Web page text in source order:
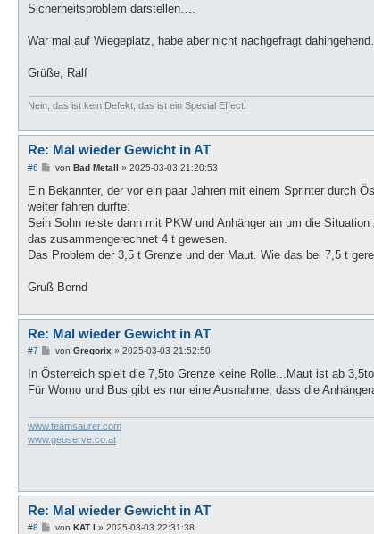
Sicherheitsproblem darstellen….
War mal auf Wiegeplatz, habe aber nicht nachgefragt
Grüße, Ralf
Nein, das ist kein Defekt, das ist ein Special Effect!
Re: Mal wieder Gewicht in AT
#6
B
i
r
a
von Bad Metall » 2025-03-03 21:20:53
Ein Bekannter, der vor ein paar Jahren mit einem Sprinter durch
weiter fahren durfte.
Sein Sohn reiste dann mit PKW und Anhänger an um die
das zusammengerechnet 4 t gewesen.
Das Problem der 3,5 t Grenze und der Maut. Wie das bei 7,5 t
Gruß Bernd
Re: Mal wieder Gewicht in AT
#7
B
i
r
von Gregorix» 2025-03-03 21:52:50
In Österreich spielt die 7,5to Grenze keine Rolle...Maut ist ab
Für Womo und Bus gibt es nur eine Ausnahme, dass die
www.teamsaurer.com
www.geoserve.co.at
Re: Mal wieder Gewicht in AT
#8
Bvon KAT I » 2025-03-03 22:31:38